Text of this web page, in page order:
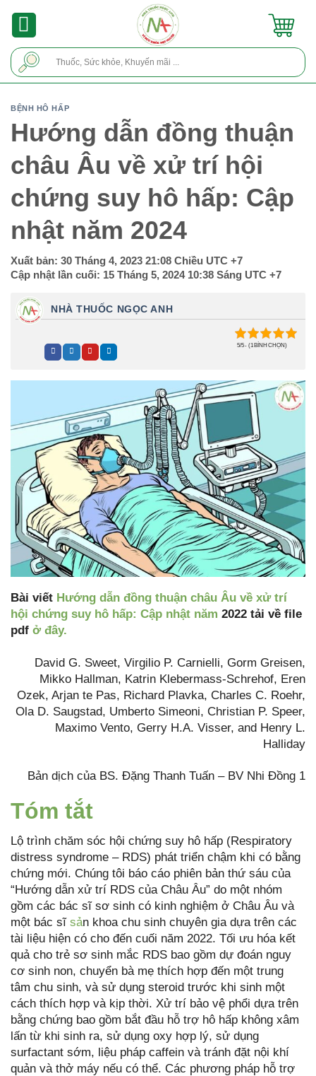
BỆNH HÔ HẤP
Hướng dẫn đồng thuận
châu Âu về xử trí hội
chứng suy hô hấp: Cập
nhật năm 2024
Xuất bản: 30 Tháng 4, 2023 21:08 Chiều UTC +7
Cập nhật lần cuối: 15 Tháng 5, 2024 10:38 Sáng UTC +7
NHÀ THUỐC NGỌC ANH
5/5 - (1 BÌNH CHỌN)
Bài viết Hướng dẫn đồng thuận châu Âu về xử trí
hội chứng suy hô hấp: Cập nhật năm 2022 tải về file
pdf ở đây.
David G. Sweet, Virgilio P. Carnielli, Gorm Greisen,
Mikko Hallman, Katrin Klebermass-Schrehof, Eren
Ozek, Arjan te Pas, Richard Plavka, Charles C. Roehr,
Ola D. Saugstad, Umberto Simeoni, Christian P. Speer,
Maximo Vento, Gerry H.A. Visser, and Henry L.
Halliday
Bản dịch của BS. Đặng Thanh Tuấn – BV Nhi Đồng 1
Tóm tắt
Lộ trình chăm sóc hội chứng suy hô hấp (Respiratory
distress syndrome – RDS) phát triển chậm khi có bằng
chứng mới. Chúng tôi báo cáo phiên bản thứ sáu của
“Hướng dẫn xử trí RDS của Châu Âu” do một nhóm
gồm các bác sĩ sơ sinh có kinh nghiệm ở Châu Âu và
một bác sĩ sản khoa chu sinh chuyên gia dựa trên các
tài liệu hiện có cho đến cuối năm 2022. Tối ưu hóa kết
quả cho trẻ sơ sinh mắc RDS bao gồm dự đoán nguy
cơ sinh non, chuyển bà mẹ thích hợp đến một trung
tâm chu sinh, và sử dụng steroid trước khi sinh một
cách thích hợp và kịp thời. Xử trí bảo vệ phổi dựa trên
bằng chứng bao gồm bắt đầu hỗ trợ hô hấp không xâm
lấn từ khi sinh ra, sử dụng oxy hợp lý, sử dụng
surfactant sớm, liệu pháp caffein và tránh đặt nội khí
quản và thở máy nếu có thể. Các phương pháp hỗ trợ